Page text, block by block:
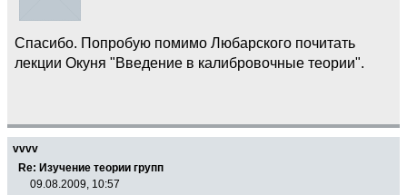
Спасибо. Попробую помимо Любарского почитать
лекции Окуня "Введение в калибровочные теории".
vvvv
Re: Изучение теории групп
09.08.2009, 10:57